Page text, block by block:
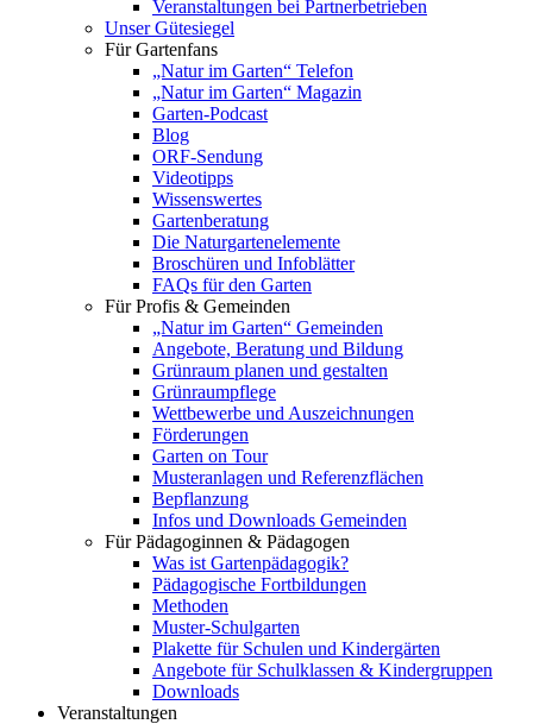
Veranstaltungen bei Partnerbetrieben
Unser Gütesiegel
Für Gartenfans
„Natur im Garten“ Telefon
„Natur im Garten“ Magazin
Garten-Podcast
Blog
ORF-Sendung
Videotipps
Wissenswertes
Gartenberatung
Die Naturgartenelemente
Broschüren und Infoblätter
FAQs für den Garten
Für Profis & Gemeinden
„Natur im Garten“ Gemeinden
Angebote, Beratung und Bildung
Grünraum planen und gestalten
Grünraumpflege
Wettbewerbe und Auszeichnungen
Förderungen
Garten on Tour
Musteranlagen und Referenzflächen
Bepflanzung
Infos und Downloads Gemeinden
Für Pädagoginnen & Pädagogen
Was ist Gartenpädagogik?
Pädagogische Fortbildungen
Methoden
Muster-Schulgarten
Plakette für Schulen und Kindergärten
Angebote für Schulklassen & Kindergruppen
Downloads
Veranstaltungen